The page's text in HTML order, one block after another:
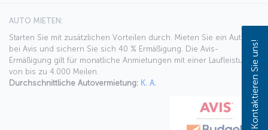
AUTO MIETEN:
Starten Sie mit zusätzlichen Vorteilen durch. Mieten Sie ein Auto
bei Avis und sichern Sie sich 40 % Ermäßigung. Die Avis-
Ermäßigung gilt für monatliche Anmietungen mit einer Laufleistung
von bis zu 4.000 Meilen.
Durchschnittliche Autovermietung: K. A. Kontaktieren Sie uns!